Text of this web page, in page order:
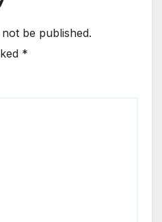
be published.
*